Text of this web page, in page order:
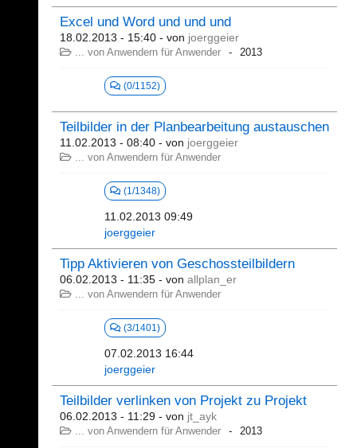
Excel und Word und und und
18.02.2013 - 15:40 - von joerggeier
... von Anwendern für Anwender 2013
(0/1152)
Teilbilder in der Planbearbeitung austauschen
11.02.2013 - 08:40 - von joerggeier
... von Anwendern für Anwender
(1/1348)
11.02.2013 09:49
joerggeier
Tipp Aktivieren von Geschossteilbildern
06.02.2013 - 11:35 - von allplan_er
... von Anwendern für Anwender
(3/1401)
07.02.2013 16:44
joerggeier
Teilbilder verlinken von Projekt zu Projekt
06.02.2013 - 11:29 - von jt_ayk
... von Anwendern für Anwender 2013